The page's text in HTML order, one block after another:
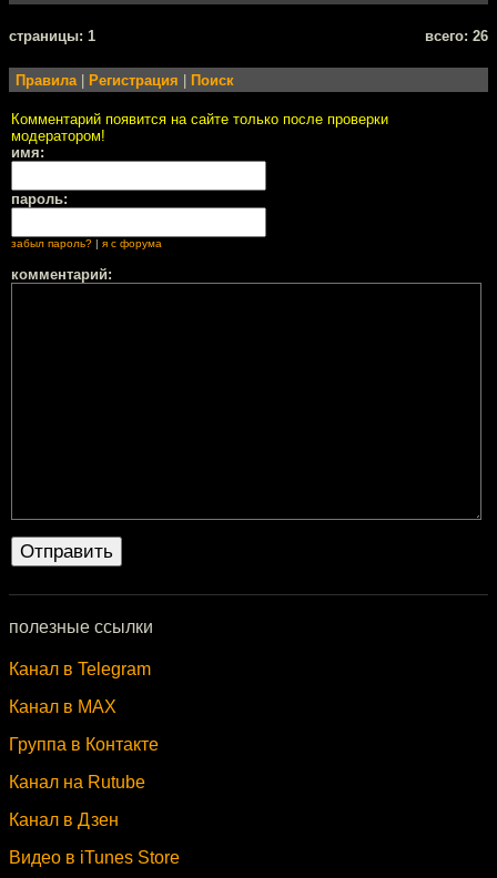
cтраницы: 1 всего: 26
Правила| Регистрация Поиск
Комментарий появится на сайте только после проверки
модератором!
имя:
пароль:
забыл пароль? я с форума
комментарий:
полезные ссылки
Канал в Telegram
Канал в MAX
Группа в Контакте
Канал на Rutube
Канал в Дзен
Видео в iTunes Store